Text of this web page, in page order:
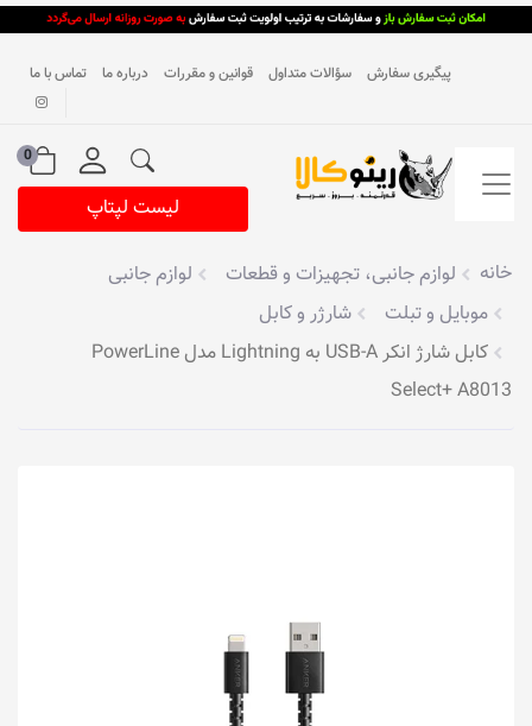
پیگیری سفارش سؤالات متداول قوانین و مقررات درباره ما تماس با ما
0
لیست لپتاپ
خانه لوازم جانبی، تجهیزات و قطعات
لوازم جانبی
موبایل و تبلت
شارژر و کابل
کابل شارژ انکر USB-A به Lightning مدل PowerLine
Select+ A8013